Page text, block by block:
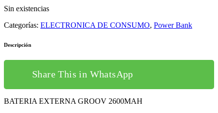
Sin existencias
Categorías: ELECTRONICA DE CONSUMO, Power Bank
Descripción
Share This in WhatsApp
BATERIA EXTERNA GROOV 2600MAH